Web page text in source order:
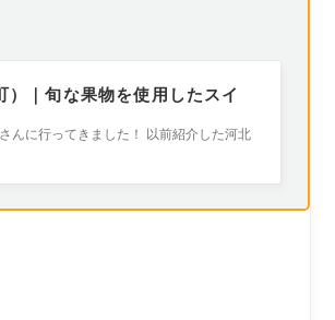
｜旬な果物を使用したスイ
んに行ってきました！ 以前紹介した河北